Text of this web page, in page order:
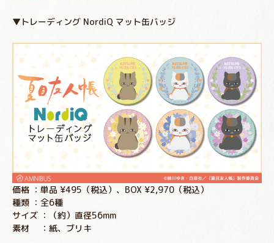
▼トレーディング NordiQ マット缶バッジ
価格 ：単品 ¥495（税込）、BOX ¥2,970（税込）
種類 ：全6種
サイズ ：（約）直径56mm
素材 ：紙、ブリキ